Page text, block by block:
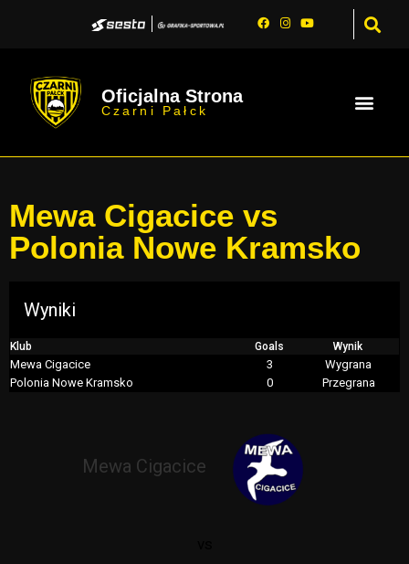
Oficjalna Strona
Czarni Pałck
Mewa Cigacice vs
Polonia Nowe Kramsko
Wyniki
Klub Goals Wynik
Mewa Cigacice 3
Wygrana
Polonia Nowe Kramsko
0 Przegrana
Mewa Cigacice